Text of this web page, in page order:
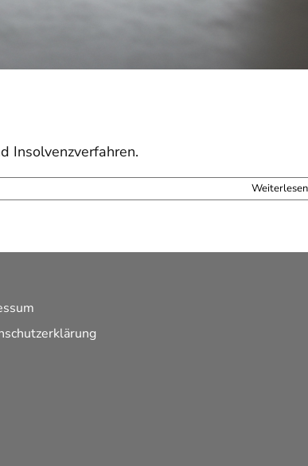
Insolvenzverfahren.
Weiterlesen